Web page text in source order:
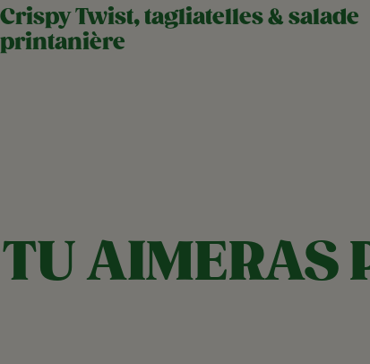
Crispy Twist, tagliatelles & salade
printanière
TU AIMERAS